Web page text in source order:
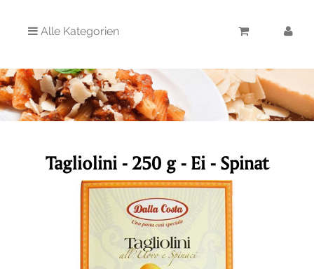
Alle Kategorien
Tagliolini - 250 g - Ei - Spinat